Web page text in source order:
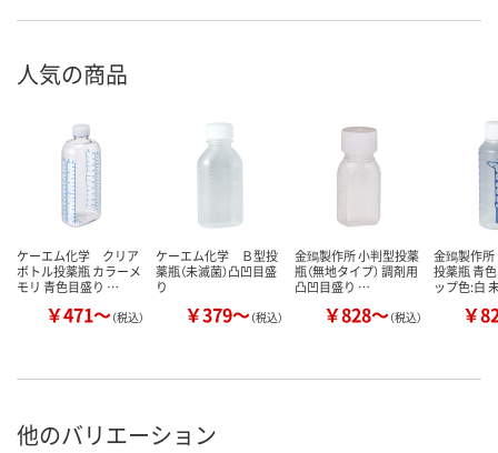
人気の商品
ケーエム化学 クリア
ボトル投薬瓶 カラーメ
モリ 青色目盛り …
￥471～（税込）
ケーエム化学 Ｂ型投
薬瓶（未滅菌）凸凹目盛
り
￥379～（税込）
金鵄製作所 小判型投薬
瓶（無地タイプ） 調剤用
凸凹目盛り …
￥828～（税込）
金鵄製作
投薬瓶 青
ップ色:白
￥
他のバリエーション